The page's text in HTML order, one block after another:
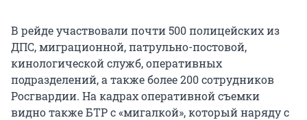
В рейде участвовали почти 500 полицейских из
ДПС, миграционной, патрульно-постовой,
кинологической служб, оперативных
подразделений, а также более 200 сотрудников
Росгвардии. На кадрах оперативной съемки
видно также БТР с «мигалкой», который наряду с